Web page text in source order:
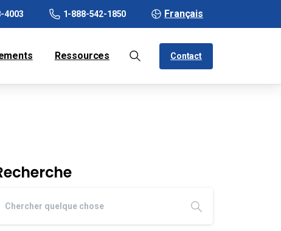
4003 1-888-542-1850 Français
Ressources Contact